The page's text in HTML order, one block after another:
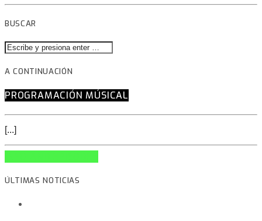
BUSCAR
A CONTINUACIÓN
PROGRAMACIÓN MÚSICAL
[...]
ÚLTIMAS NOTICIAS